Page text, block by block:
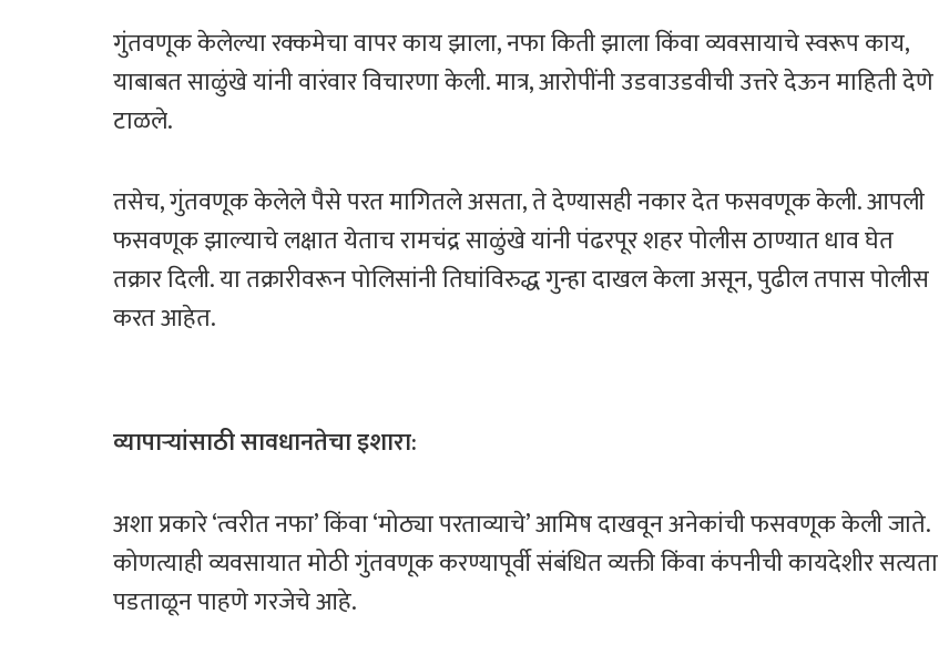
गुंतवणूक केलेल्या रक्कमेचा वापर काय झाला, नफा किती झाला किंवा व्यवसायाचे स्वरूप काय,
याबाबत साळुंखे यांनी वारंवार विचारणा केली. मात्र, आरोपींनी उडवाउडवीची उत्तरे देऊन माहिती देणे
टाळले.
तसेच, गुंतवणूक केलेले पैसे परत मागितले असता, ते देण्यासही नकार देत फसवणूक केली. आपली
फसवणूक झाल्याचे लक्षात येताच रामचंद्र साळुंखे यांनी पंढरपूर शहर पोलीस ठाण्यात धाव घेत
तक्रार दिली. या तक्रारीवरून पोलिसांनी तिघांविरुद्ध गुन्हा दाखल केला असून, पुढील तपास पोलीस
करत आहेत.
व्यापाऱ्यांसाठी सावधानतेचा इशारा:
अशा प्रकारे ‘त्वरीत नफा’ किंवा ‘मोठ्या परताव्याचे’ आमिष दाखवून अनेकांची फसवणूक केली जाते.
कोणत्याही व्यवसायात मोठी गुंतवणूक करण्यापूर्वी संबंधित व्यक्ती किंवा कंपनीची कायदेशीर सत्यता
पडताळून पाहणे गरजेचे आहे.